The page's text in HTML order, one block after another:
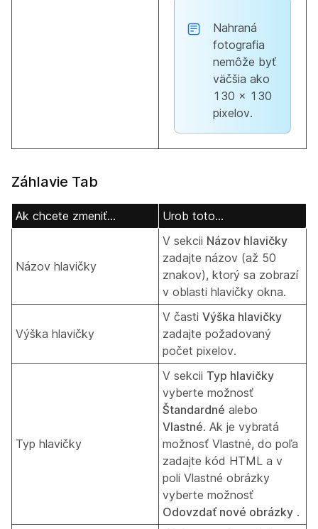
Nahraná
fotografia
nemôže byť
väčšia ako
130 x 130
pixelov.
Záhlavie Tab
Ak chcete zmeniť... Urob toto...
Názov hlavičky
V sekcii Názov hlavičky
zadajte názov (až 50
znakov), ktorý sa zobrazí
v oblasti hlavičky okna.
Výška hlavičky
V časti Výška hlavičky
zadajte požadovaný
počet pixelov.
Typ hlavičky
V sekcii Typ hlavičky
vyberte možnosť
Štandardné alebo
Vlastné. Ak je vybratá
možnosť Vlastné, do poľa
zadajte kód HTML a v
poli Vlastné obrázky
vyberte možnosť
Odovzdať nové obrázky .